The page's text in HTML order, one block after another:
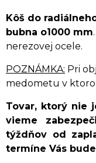
Kôš do
bubna o1000 mm
nerezovej ocele.
POZNÁMKA: Pri
medometu v
Tovar, ktorý nie
vieme
týždňov od
termíne Vás